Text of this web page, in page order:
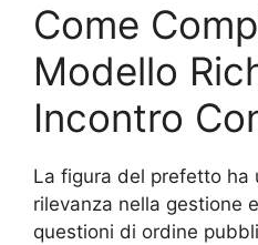
Come
Modello
Incontro
La figura del prefetto ha
rilevanza nella gestione
questioni di ordine